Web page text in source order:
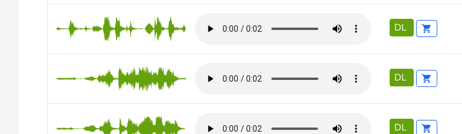
DL
DL
DL